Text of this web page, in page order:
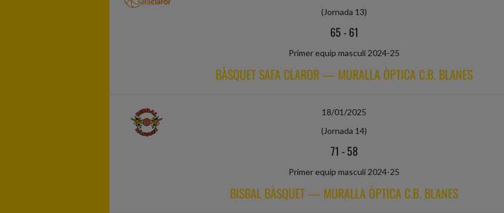
(Jornada 13)
65-61
Primer equip masculí 2024-25
BÀSQUET SAFA CLAROR — MURALLA ÒPTICA C.B. BLANES
18/01/2025
(Jornada 14)
71 -58
Primer equip masculí 2024-25
BISBAL BÀSQUET — MURALLA ÒPTICA C.B. BLANES